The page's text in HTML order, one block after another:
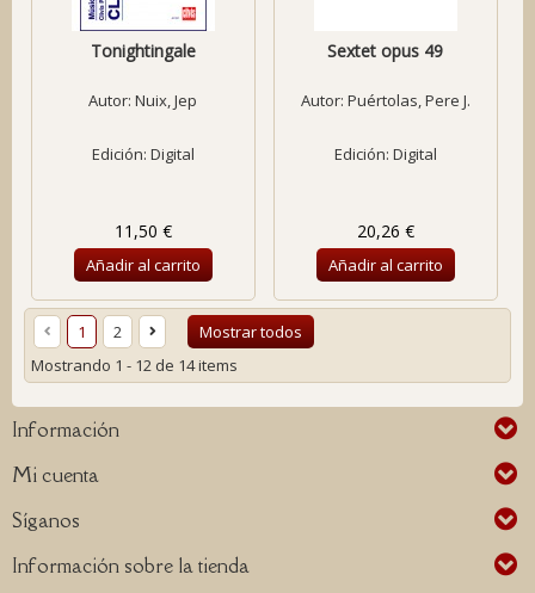
Tonightingale
Autor:Nuix, Jep
Edición: Digital
11,50 €
Añadir al carrito
Sextet opus 49
Autor: Puértolas, Pere J.
Edición: Digital
20,26 €
Añadir al carrito
Mostrar todos
1
2
Mostrando 1 - 12 de 14 items
Información
Mi cuenta
Síganos
Información sobre la tienda